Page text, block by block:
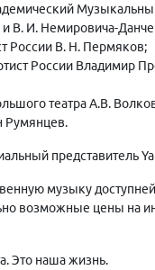
и В. И. Немировича-
России В. Н. Пермяков;
России Владимир
театра А.В.
Румянцев.
представитель
музыку
возможные цены на
Это наша жизнь.